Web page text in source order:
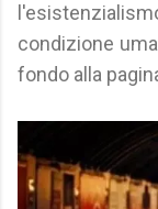
condizione
fondo alla